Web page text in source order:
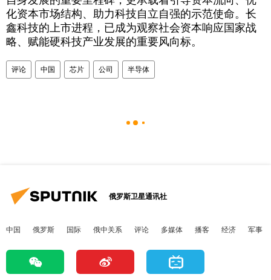
化资本市场结构、助力科技自立自强的示范使命。长
鑫科技的上市进程，已成为观察社会资本响应国家战
略、赋能硬科技产业发展的重要风向标。
评论 中国 芯片 公司 半导体
俄罗斯卫星通讯社
中国 俄罗斯 国际 俄中关系 评论 多媒体 播客 经济 军事